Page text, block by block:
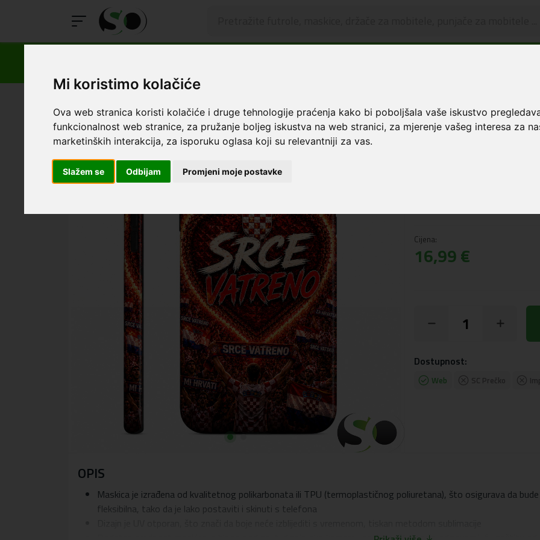
Mi koristimo kolačiće
Ova web stranica koristi kolačiće i druge tehnologije praćenja kako bi poboljšala vaše iskustvo
funkcionalnost web stranice, za pružanje boljeg iskustva na web stranici, za mjerenje vašeg interesa za
marketinških interakcija, za isporuku oglasa koji su relevantniji za vas.
Slažem se Odbijam Promjeni moje postavke
Premium Print
Cijena:
16,99 €
Dostupnost:
Web
OPIS
Maskica je izrađena od kvalitetnog polikarbonata ili TPU (termoplastičnog poliuretana), što osigurava da
fleksibilna, tako da je lako postaviti i skinuti s telefona